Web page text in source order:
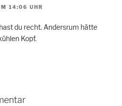
14:06 UHR
du recht. Andersrum hätte
Kopf.